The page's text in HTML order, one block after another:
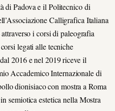
di Padova e il Politecnico di
Calligrafica Italiana
i corsi di paleografia
legati alle tecniche
2016 e nel 2019 riceve il
Accademico Internazionale di
dionisiaco con mostra a Roma
semiotica estetica nella Mostra